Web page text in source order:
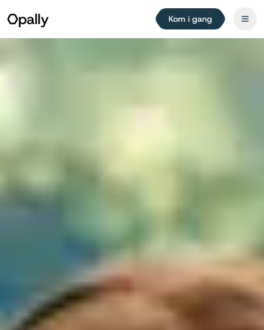
Kom i gang